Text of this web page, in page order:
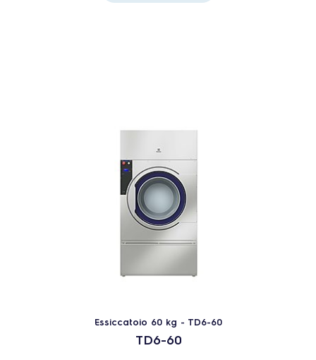
Essiccatoio 60 kg - TD6-60
TD6-60